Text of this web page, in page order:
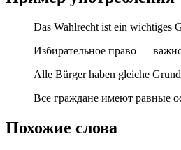
Das Wahlrecht ist ein wichtiges
Избирательное право —
Alle Bürger haben gleiche
Все граждане имеют равные
Похожие слова